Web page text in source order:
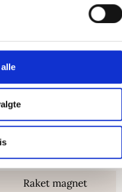
Safarihat magnet
Raket magnet